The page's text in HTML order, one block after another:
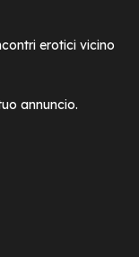
erotici vicino
annuncio.